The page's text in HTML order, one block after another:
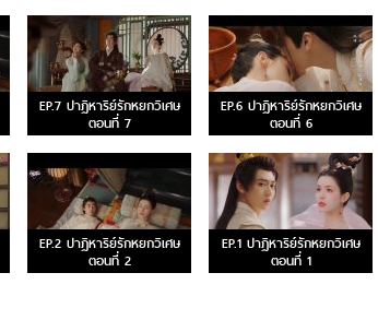
EP.7 ปาฏิหาริย์รักหยกวิเศษ
ตอนที่ 7
EP.6 ปาฏิหาริย์รักหยกวิเศษ
ตอนที่ 6
EP.2 ปาฏิหาริย์รักหยกวิเศษ
ตอนที่ 2
EP.1 ปาฏิหาริย์รักหยกวิเศษ
ตอนที่ 1